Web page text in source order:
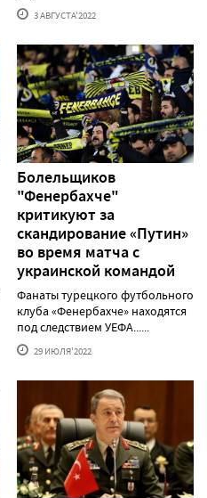
3 АВГУСТА'2022
Болельщиков
"Фенербахче"
критикуют за
скандирование «Путин»
во время матча с
украинской командой
Фанаты турецкого футбольного
клуба «Фенербахче» находятся
под следствием УЕФА......
29 ИЮЛЯ'2022